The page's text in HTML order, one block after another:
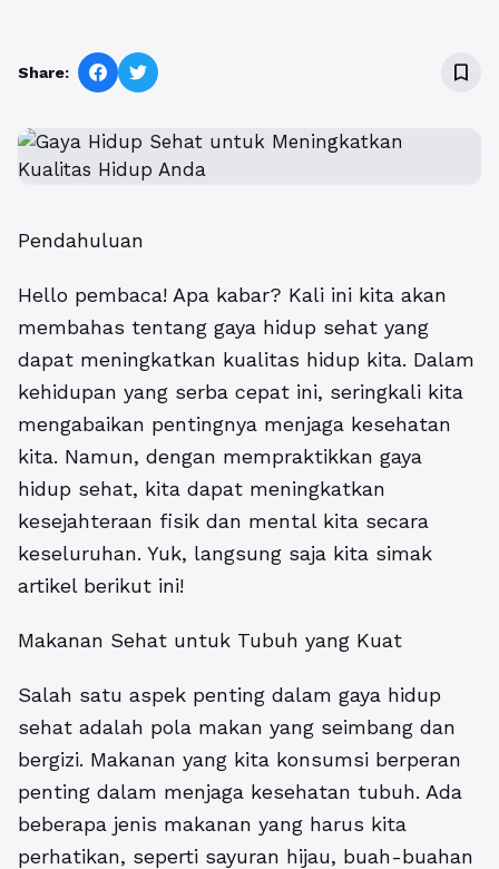
Share: bookmark_border
Pendahuluan
Hello pembaca! Apa kabar? Kali ini kita akan
membahas tentang gaya hidup sehat yang
dapat meningkatkan kualitas hidup kita. Dalam
kehidupan yang serba cepat ini, seringkali kita
mengabaikan pentingnya menjaga kesehatan
kita. Namun, dengan mempraktikkan gaya
hidup sehat, kita dapat meningkatkan
kesejahteraan fisik dan mental kita secara
keseluruhan. Yuk, langsung saja kita simak
artikel berikut ini!
Makanan Sehat untuk Tubuh yang Kuat
Salah satu aspek penting dalam gaya hidup
sehat adalah pola makan yang seimbang dan
bergizi. Makanan yang kita konsumsi berperan
penting dalam menjaga kesehatan tubuh. Ada
beberapa jenis makanan yang harus kita
perhatikan, seperti sayuran hijau, buah-buahan